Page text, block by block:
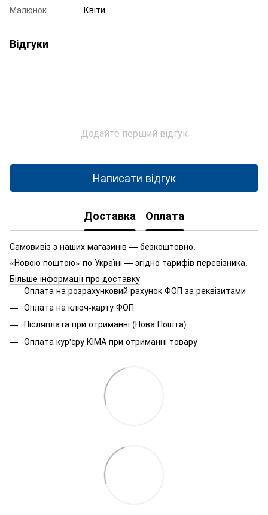
Малюнок
Квіти
Відгуки
Додайте перший відгук
Написати відгук
Доставка Оплата
Самовивіз з наших магазинів — безкоштовно.
«Новою поштою» по Україні — згідно тарифів перевізника.
Більше інформації про доставку
Оплата на розрахунковий рахунок ФОП за реквізитами
Оплата на ключ-карту ФОП
Післяплата при отриманні (Нова Пошта)
Оплата кур'єру КІМА при отриманні товару